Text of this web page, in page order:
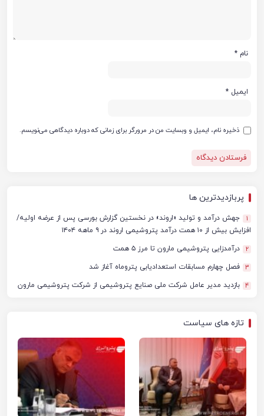
نام *
ایمیل *
ذخیره نام، ایمیل و وبسایت من در مرورگر برای زمانی که دوباره دیدگاهی می‌نویسم.
پربازدیدترین ها
1
جهش درآمد و تولید «اروند» در نخستین گزارش بورسی پس از عرضه اولیه/
افزایش بیش از ۱۰ همت درآمد پتروشیمی اروند در ۹ ماهه ۱۴۰۴
2 درآمدزایی پتروشیمی مارون تا مرز ۵ همت
3 فصل چهارم مسابقات استعدادیابی پتروماه آغاز شد
4 بازدید مدیر عامل شرکت ملی صنایع پتروشیمی از شرکت پتروشیمی مارون
تازه های سیاست